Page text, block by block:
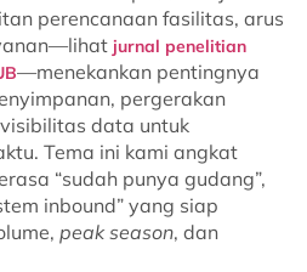
perencanaan fasilitas, arus
jurnal penelitian
—menekankan pentingnya
pergerakan
data untuk
Tema ini kami angkat
“sudah punya gudang”,
inbound” yang siap
peak season, dan